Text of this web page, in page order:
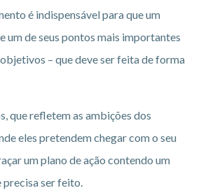
é indispensável para que um
e um de seus pontos mais importantes
– que deve ser feita de forma
que refletem as ambições dos
eles pretendem chegar com o seu
um plano de ação contendo um
precisa ser feito.